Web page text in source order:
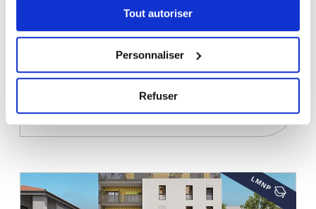
Tout autoriser
Personnaliser
Refuser
INVESTIR À
Schiltigheim (67300)
95 535 €
Livraison : Aout 2027
LMNP